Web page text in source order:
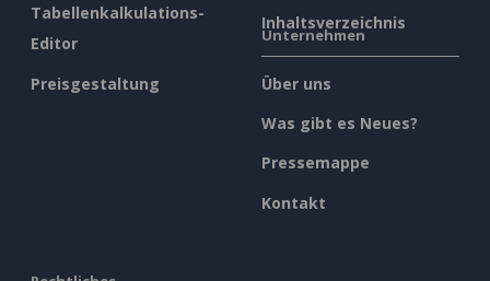
Tabellenkalkulations-
Editor
Preisgestaltung
Inhaltsverzeichnis
Unternehmen
Über uns
Was gibt es Neues?
Pressemappe
Kontakt